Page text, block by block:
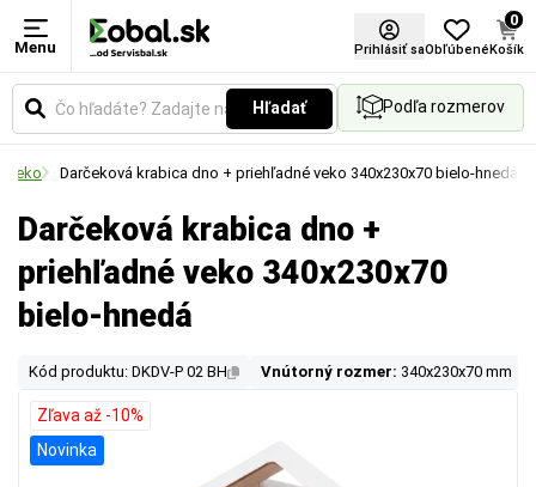
Menu Prihlásiť saObľúbené
0
Košík
Hľadať Podľa rozmerov
veko Darčeková krabica dno + priehľadné veko 340x230x70 bielo-hnedá
Darčeková krabica dno +
priehľadné veko 340x230x70
bielo-hnedá
Kód produktu: DKDV-P 02 BH Vnútorný rozmer: 340x230x70 mm
Zľava až -10%
Novinka